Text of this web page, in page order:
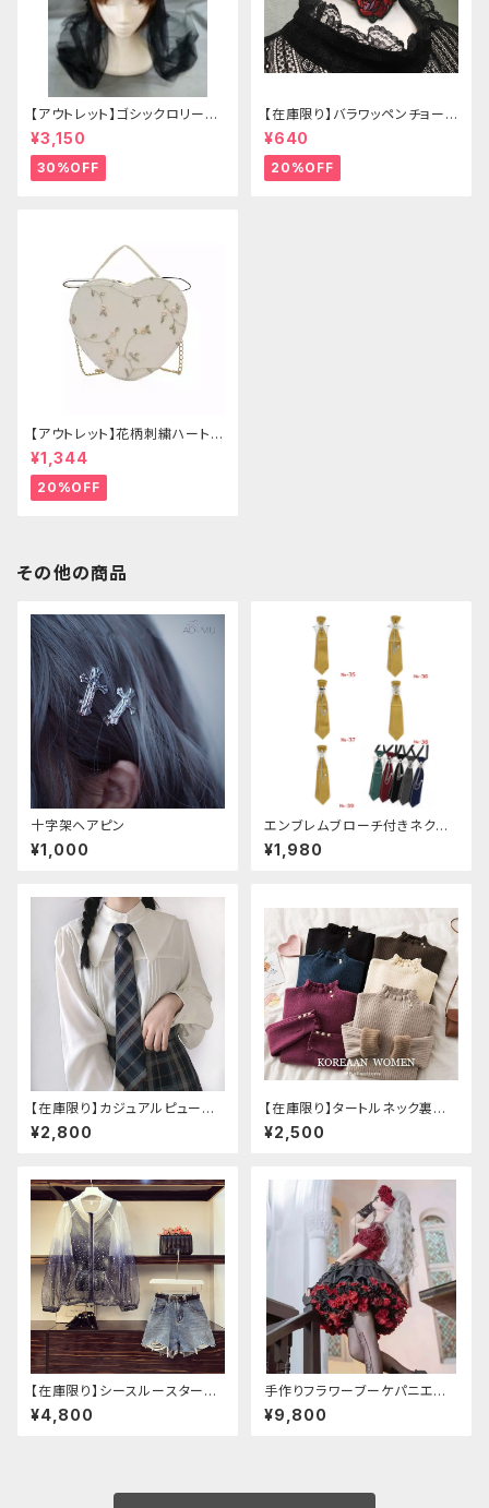
【アウトレット】ゴシックロリータ
ゴールドクラウン＆ホーン(ヴェ
ール付き)
¥3,150
30%OFF
【在庫限り】バラワッペンチョーカ
ー
¥640
20%OFF
【アウトレット】花柄刺繍ハートバ
ッグ
¥1,344
20%OFF
その他の商品
十字架ヘアピン
¥1,000
エンブレムブローチ付きネクタ
イ(イエロー)
¥1,980
【在庫限り】カジュアルピューリ
タンカラープレッピーブラウス
¥2,800
【在庫限り】タートルネック裏起
毛セーター
¥2,500
【在庫限り】シースルースターリ
ージャケットデニムパンツセット
アップ
¥4,800
手作りフラワーブーケパニエ
（❁⃘5色展開❁⃘）
¥9,800